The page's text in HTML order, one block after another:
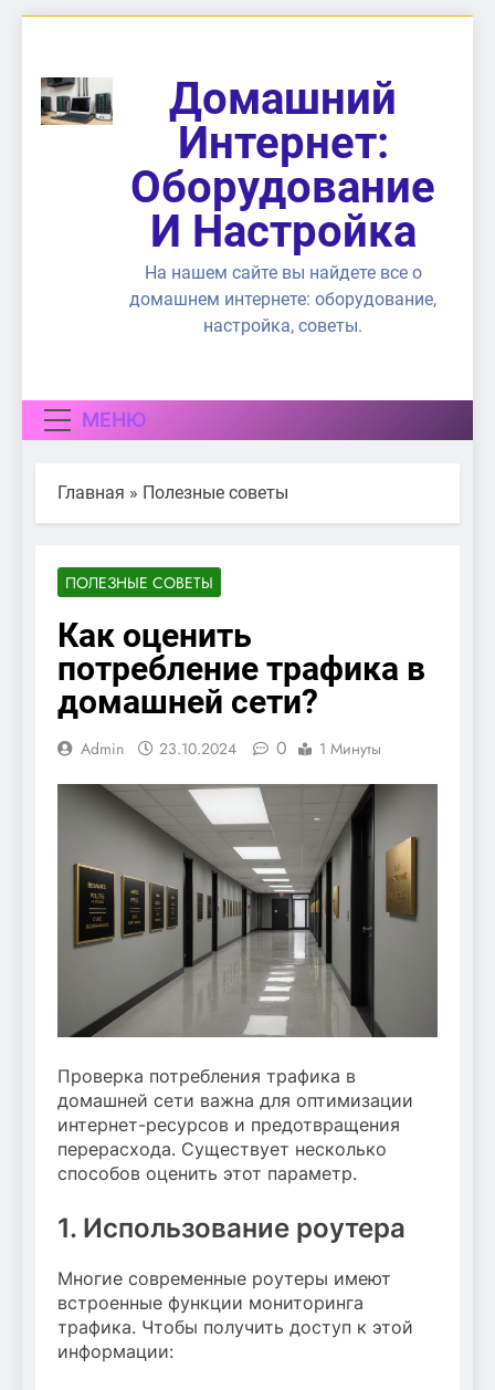
содержимому
Домашний
Интернет:
Оборудование
И Настройка
На нашем сайте вы найдете все о
домашнем интернете: оборудование,
настройка, советы.
МЕНЮ
Главная » Полезные советы
ПОЛЕЗНЫЕ СОВЕТЫ
Как оценить
потребление трафика в
домашней сети?
Admin 23.10.2024 0 1 Минуты
Проверка потребления трафика в
домашней сети важна для оптимизации
интернет-ресурсов и предотвращения
перерасхода. Существует несколько
способов оценить этот параметр.
1. Использование роутера
Многие современные роутеры имеют
встроенные функции мониторинга
трафика. Чтобы получить доступ к этой
информации: